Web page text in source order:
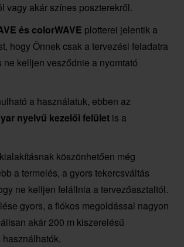
vagy akár színes poszterekről.
és colorWAVE plotterei jelentik a
hogy Önnek csak a tervezési feladatra
ne kelljen vesződnie a nyomtató
a használatuk, ebben az
nyelvű kezelői felület is a
köszönhetően még
a termelés, a gyors tekercsváltás
ne kelljen felállnia a tervezőasztaltól.
gyors, a fiókos megoldással nagyon
akár 200 m kiszerelésű